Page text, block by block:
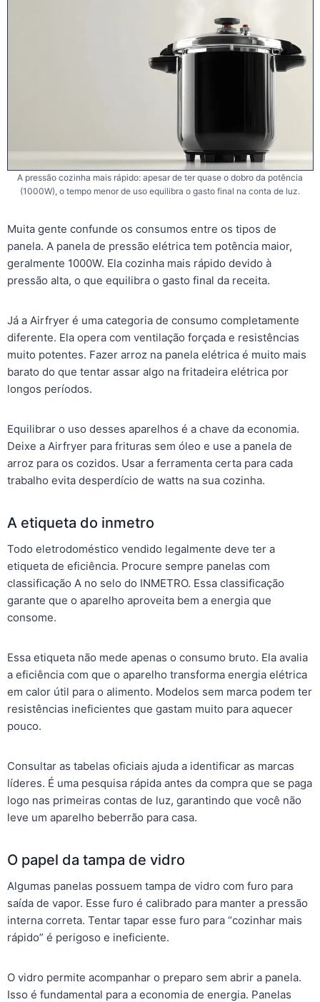
A pressão cozinha mais rápido: apesar de ter quase o dobro da potência
(1000W), o tempo menor de uso equilibra o gasto final na conta de luz.
Muita gente confunde os consumos entre os tipos de
panela. A panela de pressão elétrica tem potência maior,
geralmente 1000W. Ela cozinha mais rápido devido à
pressão alta, o que equilibra o gasto final da receita.
Já a Airfryer é uma categoria de consumo completamente
diferente. Ela opera com ventilação forçada e resistências
muito potentes. Fazer arroz na panela elétrica é muito mais
barato do que tentar assar algo na fritadeira elétrica por
longos períodos.
Equilibrar o uso desses aparelhos é a chave da economia.
Deixe a Airfryer para frituras sem óleo e use a panela de
arroz para os cozidos. Usar a ferramenta certa para cada
trabalho evita desperdício de watts na sua cozinha.
A etiqueta do inmetro
Todo eletrodoméstico vendido legalmente deve ter a
etiqueta de eficiência. Procure sempre panelas com
classificação A no selo do INMETRO. Essa classificação
garante que o aparelho aproveita bem a energia que
consome.
Essa etiqueta não mede apenas o consumo bruto. Ela avalia
a eficiência com que o aparelho transforma energia elétrica
em calor útil para o alimento. Modelos sem marca podem ter
resistências ineficientes que gastam muito para aquecer
pouco.
Consultar as tabelas oficiais ajuda a identificar as marcas
líderes. É uma pesquisa rápida antes da compra que se paga
logo nas primeiras contas de luz, garantindo que você não
leve um aparelho beberrão para casa.
O papel da tampa de vidro
Algumas panelas possuem tampa de vidro com furo para
saída de vapor. Esse furo é calibrado para manter a pressão
interna correta. Tentar tapar esse furo para “cozinhar mais
rápido” é perigoso e ineficiente.
O vidro permite acompanhar o preparo sem abrir a panela.
Isso é fundamental para a economia de energia. Panelas